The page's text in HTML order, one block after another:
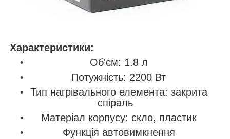
Характеристики:
Об'єм: 1.8 л
Потужність: 2200 Вт
Тип нагрівального елемента: закрита
спіраль
Матеріал корпусу: скло, пластик
Функція автовимкнення